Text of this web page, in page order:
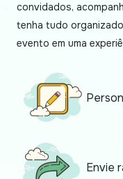
convidados,
tenha tudo
evento em uma
Envie